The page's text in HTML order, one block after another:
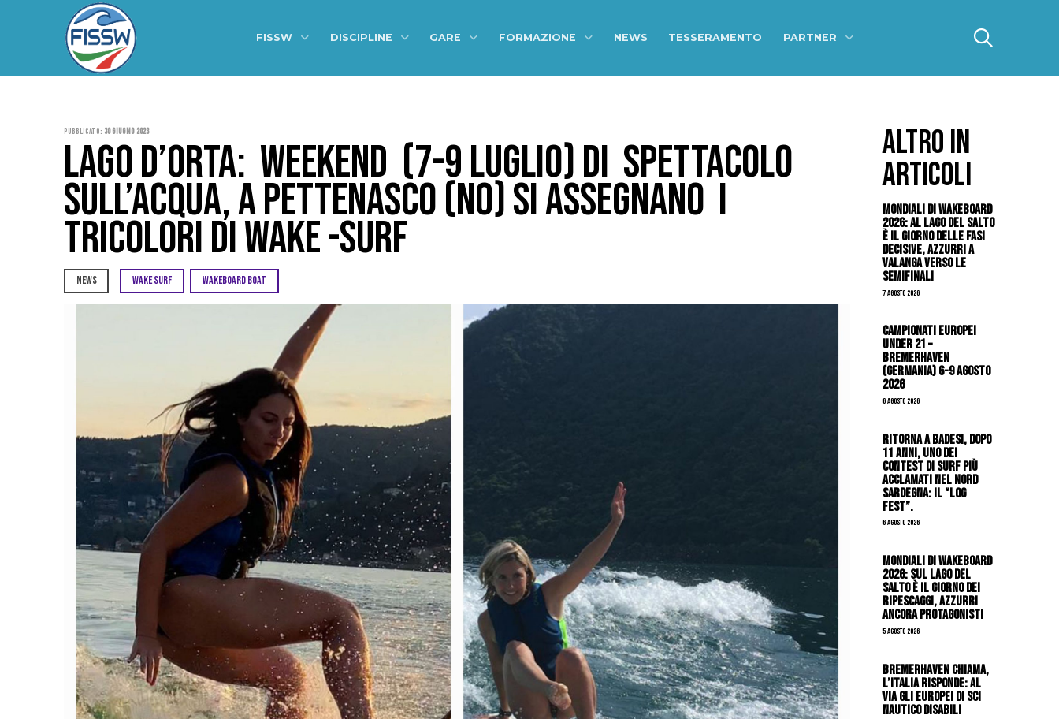
FISSW DISCIPLINE GARE FORMAZIONE NEWS TESSERAMENTO PARTNER
Pubblicato: 30 Giugno 2023
LAGO D’ORTA: WEEKEND (7-9 LUGLIO) DI SPETTACOLO
SULL’ACQUA, A PETTENASCO (NO) SI ASSEGNANO I
TRICOLORI DI WAKE ­-SURF
NEWS WAKE SURF WAKEBOARD BOAT
ALTRO IN
ARTICOLI
Mondiali di Wakeboard
2026: al Lago del Salto
è il giorno delle fasi
decisive, azzurri a
valanga verso le
semifinali
7 Agosto 2026
Campionati Europei
Under 21 –
Bremerhaven
(Germania) 6-9 agosto
2026
6 Agosto 2026
Ritorna a Badesi, dopo
11 anni, uno dei
contest di surf più
acclamati nel nord
Sardegna: il “Log
Fest”.
6 Agosto 2026
Mondiali di Wakeboard
2026: sul Lago del
Salto è il giorno dei
ripescaggi, azzurri
ancora protagonisti
5 Agosto 2026
Bremerhaven chiama,
l’Italia risponde: al
via gli Europei di Sci
Nautico Disabili